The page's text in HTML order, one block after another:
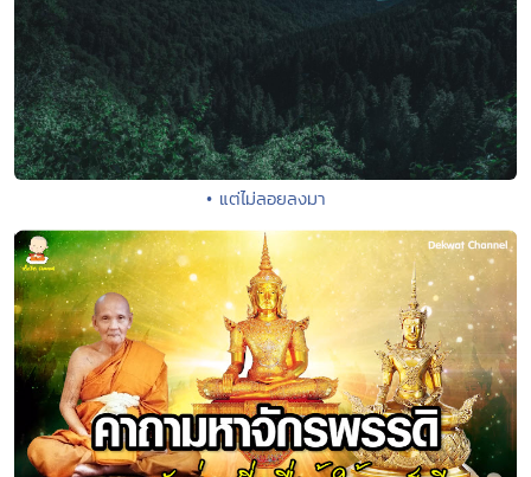
• แต่ไม่ลอยลงมา